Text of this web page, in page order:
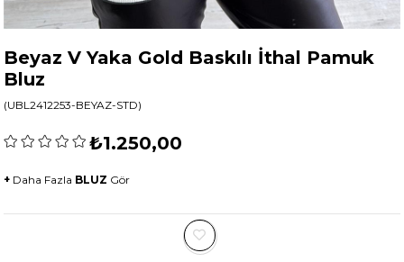
Beyaz V Yaka Gold Baskılı İthal Pamuk
Bluz
(UBL2412253-BEYAZ-STD)
₺1.250,00
+ Daha Fazla BLUZ Gör